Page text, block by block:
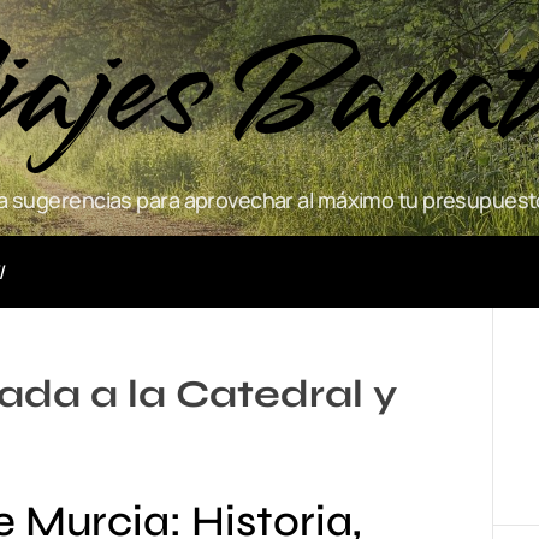
sugerencias para aprovechar al máximo tu
a la Catedral y
Murcia: Historia,